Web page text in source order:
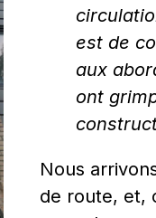
est de
aux
ont
Nous
de route, et,